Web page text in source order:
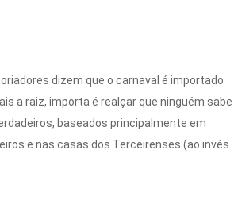
dizem que o carnaval é importado
a raiz, importa é realçar que ninguém sabe
baseados principalmente em
e nas casas dos Terceirenses (ao invés